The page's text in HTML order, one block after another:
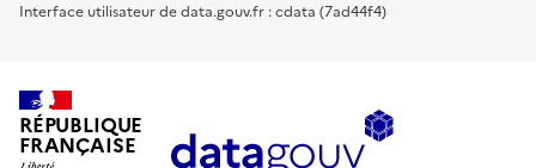
Interface utilisateur de data.gouv.fr : cdata (7ad44f4)
RÉPUBLIQUE
FRANÇAISE